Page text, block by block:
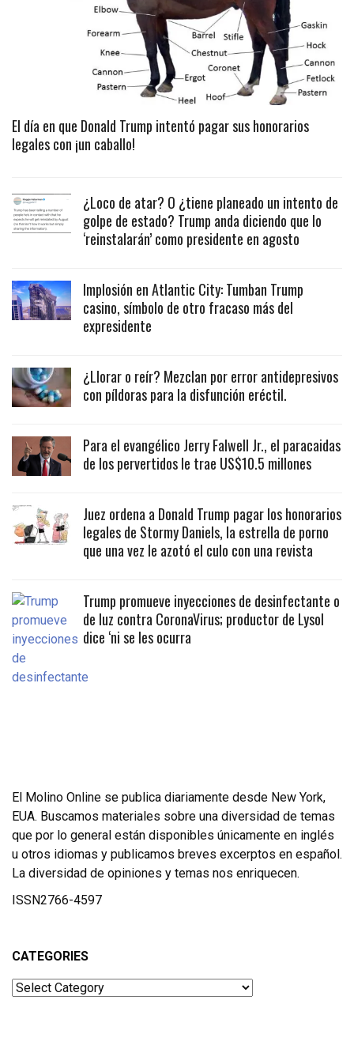
El día en que Donald Trump intentó pagar sus honorarios
legales con ¡un caballo!
¿Loco de atar? O ¿tiene planeado un intento de
golpe de estado? Trump anda diciendo que lo
‘reinstalarán’ como presidente en agosto
Implosión en Atlantic City: Tumban Trump
casino, símbolo de otro fracaso más del
expresidente
¿Llorar o reír? Mezclan por error antidepresivos
con píldoras para la disfunción eréctil.
Para el evangélico Jerry Falwell Jr., el paracaidas
de los pervertidos le trae US$10.5 millones
Juez ordena a Donald Trump pagar los honorarios
legales de Stormy Daniels, la estrella de porno
que una vez le azotó el culo con una revista
Trump promueve inyecciones de desinfectante o
de luz contra CoronaVirus; productor de Lysol
dice ‘ni se les ocurra
El Molino Online se publica diariamente desde New York,
EUA. Buscamos materiales sobre una diversidad de temas
que por lo general están disponibles únicamente en inglés
u otros idiomas y publicamos breves excerptos en español.
La diversidad de opiniones y temas nos enriquecen.
ISSN2766-4597
CATEGORIES
Categories